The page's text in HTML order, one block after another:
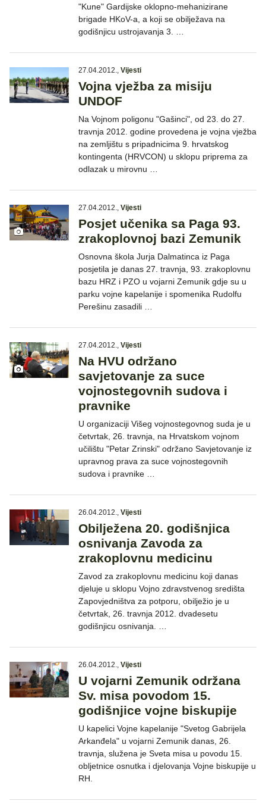
"Kune" Gardijske oklopno-mehanizirane
brigade HKoV-a, a koji se obilježava na
godišnjicu ustrojavanja 3. …
27.04.2012., Vijesti
Vojna vježba za misiju
UNDOF
Na Vojnom poligonu "Gašinci", od 23. do 27.
travnja 2012. godine provedena je vojna vježba
na zemljištu s pripadnicima 9. hrvatskog
kontingenta (HRVCON) u sklopu priprema za
odlazak u mirovnu …
27.04.2012., Vijesti
Posjet učenika sa Paga 93.
zrakoplovnoj bazi Zemunik
Osnovna škola Jurja Dalmatinca iz Paga
posjetila je danas 27. travnja, 93. zrakoplovnu
bazu HRZ i PZO u vojarni Zemunik gdje su u
parku vojne kapelanije i spomenika Rudolfu
Perešinu zasadili …
27.04.2012., Vijesti
Na HVU održano
savjetovanje za suce
vojnostegovnih sudova i
pravnike
U organizaciji Višeg vojnostegovnog suda je u
četvrtak, 26. travnja, na Hrvatskom vojnom
učilištu "Petar Zrinski" održano Savjetovanje iz
upravnog prava za suce vojnostegovnih
sudova i pravnike …
26.04.2012., Vijesti
Obilježena 20. godišnjica
osnivanja Zavoda za
zrakoplovnu medicinu
Zavod za zrakoplovnu medicinu koji danas
djeluje u sklopu Vojno zdravstvenog središta
Zapovjedništva za potporu, obilježio je u
četvrtak, 26. travnja 2012. dvadesetu
godišnjicu osnivanja. …
26.04.2012., Vijesti
U vojarni Zemunik održana
Sv. misa povodom 15.
godišnjice vojne biskupije
U kapelici Vojne kapelanije "Svetog Gabrijela
Arkanđela" u vojarni Zemunik danas, 26.
travnja, služena je Sveta misa u povodu 15.
obljetnice osnutka i djelovanja Vojne biskupije u
RH.